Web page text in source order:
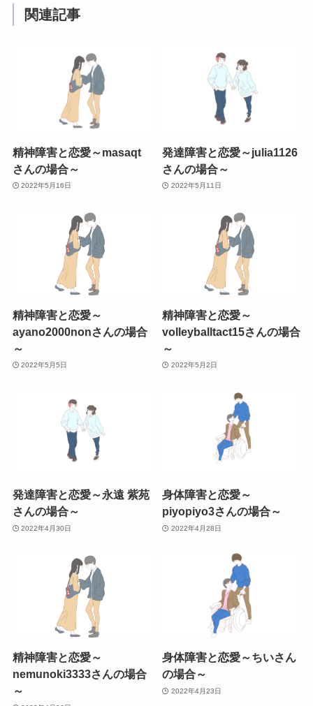
関連記事
精神障害と恋愛～masaqt
さんの場合～
2022年5月16日
発達障害と恋愛～julia1126
さんの場合～
2022年5月11日
精神障害と恋愛～
ayano2000nonさんの場合
～
2022年5月5日
精神障害と恋愛～
volleyballtact15さんの場合
～
2022年5月2日
発達障害と恋愛～永遠 紫苑
さんの場合～
2022年4月30日
身体障害と恋愛～
piyopiyo3さんの場合～
2022年4月28日
精神障害と恋愛～
nemunoki3333さんの場合
～
身体障害と恋愛～ちいさん
の場合～
2022年4月23日